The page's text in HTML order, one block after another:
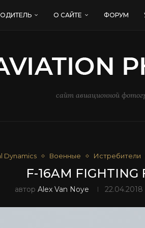
О САЙТЕ ФОРУМ
сайт авиационной
Dynamics Военные Истребители
F-16AM FIGHTING
автор Alex Van Noye 22.04.2018